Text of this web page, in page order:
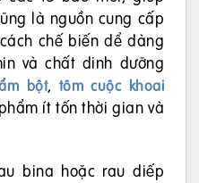
là nguồn cung cấp
chế biến dể dàng
và chất dinh dưỡng
bột, tôm cuộc khoai
ít tốn thời gian và
bina hoặc rau diếp